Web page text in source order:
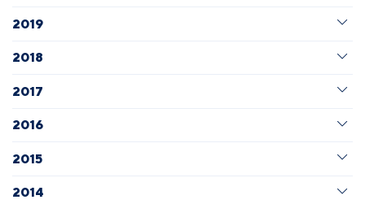
2019
2018
2017
2016
2015
2014